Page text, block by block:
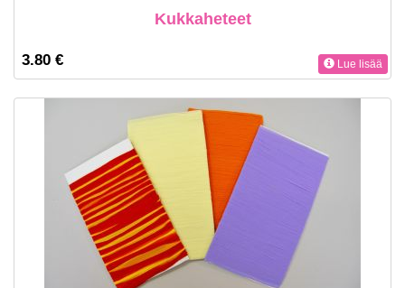
Kukkaheteet
3.80 € Lue lisää